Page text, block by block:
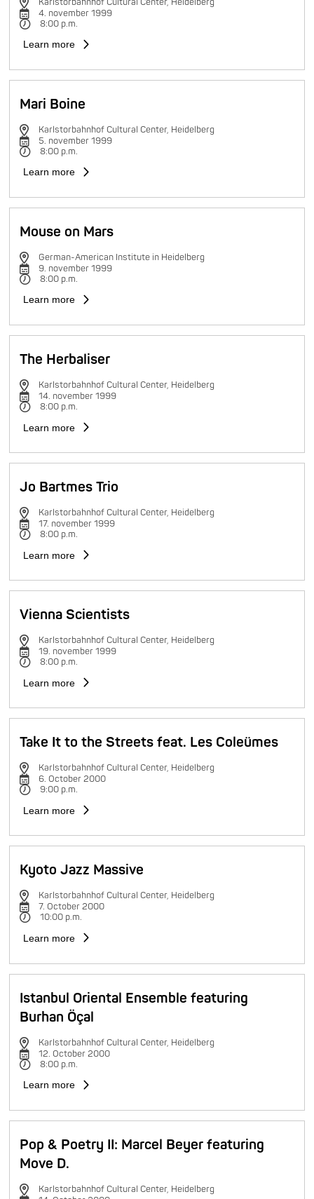
4. november 1999
8:00 p.m.
Learn more
Mari Boine
Karlstorbahnhof Cultural Center, Heidelberg
5. november 1999
8:00 p.m.
Learn more
Mouse on Mars
German-American Institute in Heidelberg
9. november 1999
8:00 p.m.
Learn more
The Herbaliser
Karlstorbahnhof Cultural Center, Heidelberg
14. november 1999
8:00 p.m.
Learn more
Jo Bartmes Trio
Karlstorbahnhof Cultural Center, Heidelberg
17. november 1999
8:00 p.m.
Learn more
Vienna Scientists
Karlstorbahnhof Cultural Center, Heidelberg
19. november 1999
8:00 p.m.
Learn more
Take It to the Streets feat. Les Coleümes
Karlstorbahnhof Cultural Center, Heidelberg
6. October 2000
9:00 p.m.
Learn more
Kyoto Jazz Massive
Karlstorbahnhof Cultural Center, Heidelberg
7. October 2000
10:00 p.m.
Learn more
Istanbul Oriental Ensemble featuring
Burhan Öçal
Karlstorbahnhof Cultural Center, Heidelberg
12. October 2000
8:00 p.m.
Learn more
Pop & Poetry II: Marcel Beyer featuring
Move D.
Karlstorbahnhof Cultural Center, Heidelberg